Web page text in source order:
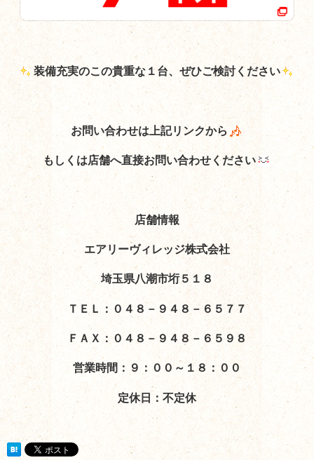
装備充実のこの貴重な１台、ぜひご検討ください
お問い合わせは上記リンクから
もしくは店舗へ直接お問い合わせください
店舗情報
エアリーヴィレッジ株式会社
埼玉県八潮市垳５１８
ＴＥＬ：０４８－９４８－６５７７
ＦＡＸ：０４８－９４８－６５９８
営業時間：９：００～１８：００
定休日：不定休